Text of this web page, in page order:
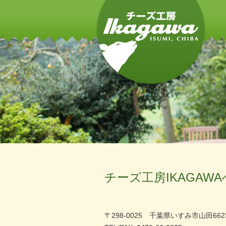
チーズ工房
〒298-0025 千葉県いすみ市山田